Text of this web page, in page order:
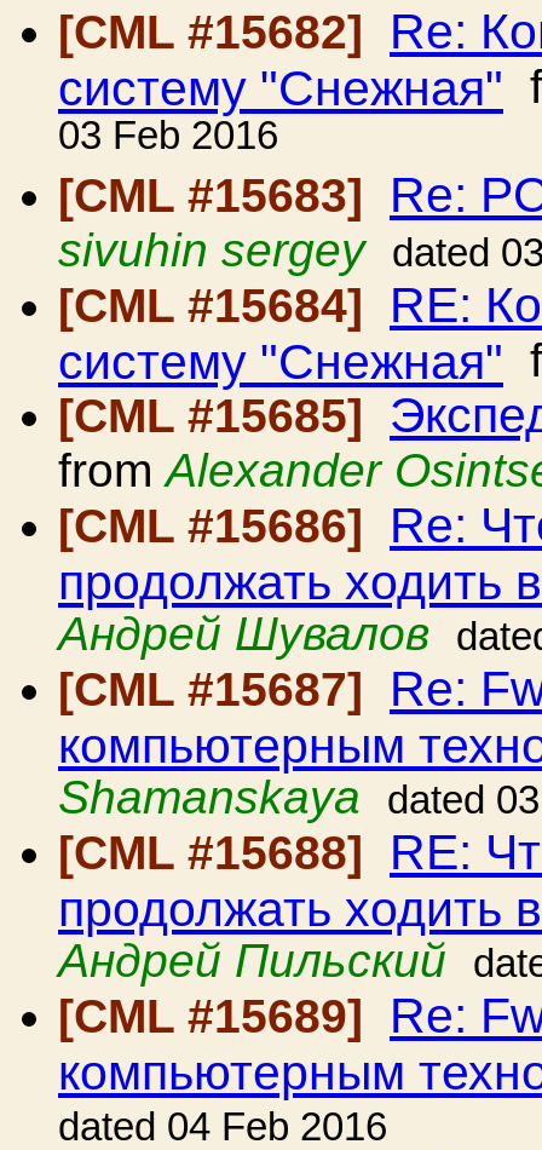
[CML #15682] Re:
систему "Снежная"
03 Feb 2016
[CML #15683]
Re:
sivuhin sergey dated
[CML #15684] RE:
систему "Снежная"
[CML #15685]
fromAlexander
[CML #15686]
Re:
продолжать ходить
Андрей Шувалов
[CML #15687] Re:
компьютерным
Shamanskaya
dated
[CML #15688] RE:
продолжать ходить
Андрей Пильский
[CML #15689] Re:
компьютерным
dated 04 Feb 2016